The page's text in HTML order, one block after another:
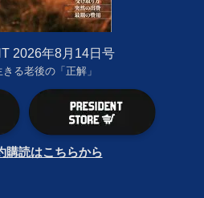
2026年8月14日号
る老後の「正解」
購読はこちらから